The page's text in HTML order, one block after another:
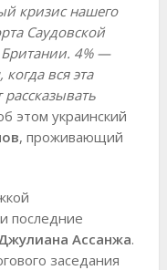
кризис нашего
Саудовской
4% —
вся эта
этом украинский
, проживающий
последние
Ассанжа.
заседания